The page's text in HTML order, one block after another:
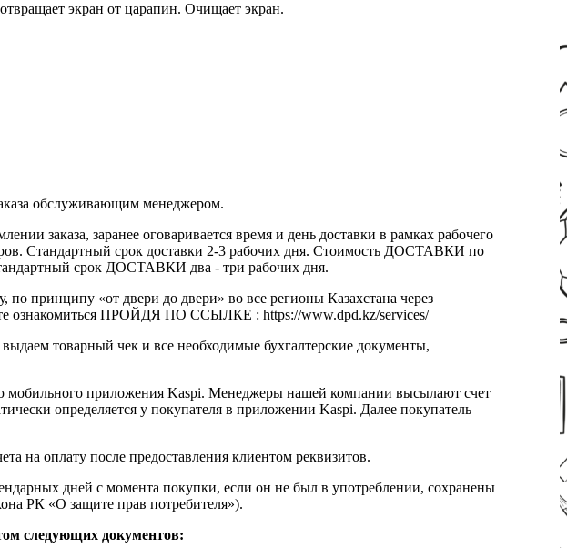
экран от царапин. Очищает экран.
обслуживающим менеджером.
заказа, заранее оговаривается время и день доставки в рамках рабочего
Стандартный срок доставки 2-3 рабочих дня. Стоимость ДОСТАВКИ по
срок ДОСТАВКИ два - три рабочих дня.
по принципу «от двери до двери» во все регионы Казахстана через
ознакомиться ПРОЙДЯ ПО ССЫЛКЕ : https://www.dpd.kz/services/
товарный чек и все необходимые бухгалтерские документы,
приложения Kaspi. Менеджеры нашей компании высылают счет
определяется у покупателя в приложении Kaspi. Далее покупатель
на оплату после предоставления клиентом реквизитов.
дней с момента покупки, если он не был в употреблении, сохранены
РК «О защите прав потребителя»).
следующих документов: